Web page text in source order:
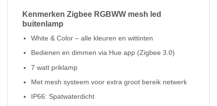
Kenmerken Zigbee RGBWW mesh led
buitenlamp
White & Color – alle kleuren en wittinten
Bedienen en dimmen via Hue app (Zigbee 3.0)
7 watt priklamp
Met mesh systeem voor extra groot bereik netwerk
IP66: Spatwaterdicht